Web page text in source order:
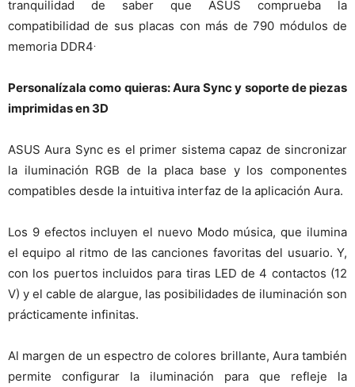
tranquilidad de saber que ASUS comprueba la
compatibilidad de sus placas con más de 790 módulos de
memoria DDR4.
Personalízala como quieras: Aura Sync y soporte de piezas
imprimidas en 3D
ASUS Aura Sync es el primer sistema capaz de sincronizar
la iluminación RGB de la placa base y los componentes
compatibles desde la intuitiva interfaz de la aplicación Aura.
Los 9 efectos incluyen el nuevo Modo música, que ilumina
el equipo al ritmo de las canciones favoritas del usuario. Y,
con los puertos incluidos para tiras LED de 4 contactos (12
V) y el cable de alargue, las posibilidades de iluminación son
prácticamente infinitas.
Al margen de un espectro de colores brillante, Aura también
permite configurar la iluminación para que refleje la